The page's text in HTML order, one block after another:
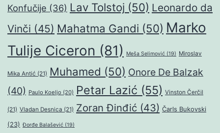
Konfučije (36) Lav Tolstoj (50) Leonardo da
Vinči (45) Mahatma Gandi (50) Marko
Tulije Ciceron (81) Meša Selimović (19) Miroslav
Mika Antić (21) Muhamed (50) Onore De Balzak
(40) Paulo Koeljo (20) Petar Lazić (55) Vinston Čerčil
(21) Vladan Desnica (21) Zoran Đinđić (43) Čarls Bukovski
(23) Đorđe Balašević (19)